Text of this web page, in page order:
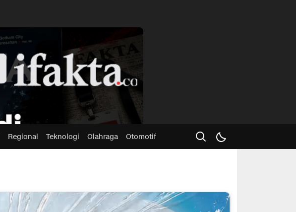
Regional Teknologi Olahraga Otomotif